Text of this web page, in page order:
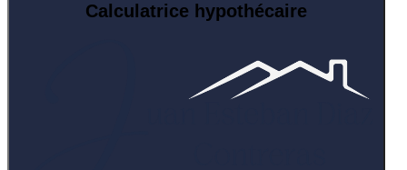
Calculatrice hypothécaire